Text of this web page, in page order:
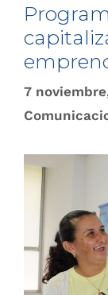
7